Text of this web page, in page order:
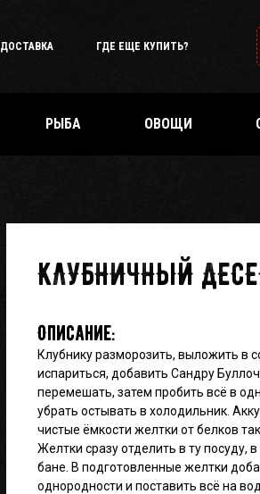
ДОСТАВКА ГДЕ ЕЩЕ КУПИТЬ?
РЫБА ОВОЩИ
КЛУБНИЧНЫЙ
Описание:
Клубнику разморозить, выложить в
испариться, добавить Сандру
перемешать, затем пробить всё в
убрать остывать в холодильник.
чистые ёмкости желтки от белков
Желтки сразу отделить в ту посуду,
бане. В подготовленные желтки
однородности и поставить всё на